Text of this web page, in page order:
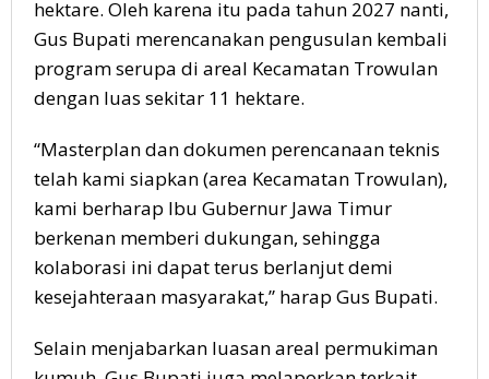
hektare. Oleh karena itu pada tahun 2027 nanti,
Gus Bupati merencanakan pengusulan kembali
program serupa di areal Kecamatan Trowulan
dengan luas sekitar 11 hektare.
“Masterplan dan dokumen perencanaan teknis
telah kami siapkan (area Kecamatan Trowulan),
kami berharap Ibu Gubernur Jawa Timur
berkenan memberi dukungan, sehingga
kolaborasi ini dapat terus berlanjut demi
kesejahteraan masyarakat,” harap Gus Bupati.
Selain menjabarkan luasan areal permukiman